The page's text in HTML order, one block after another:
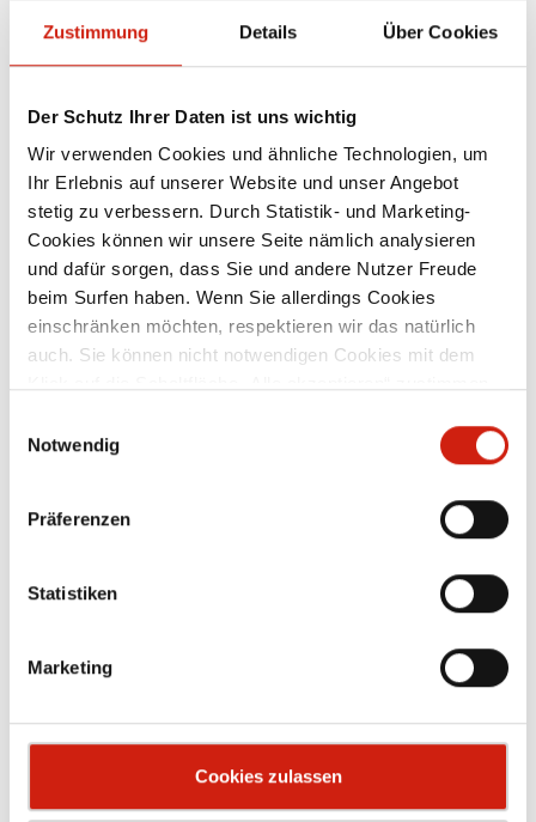
Zustimmung Details Über Cookies
Der Schutz Ihrer Daten ist uns wichtig
Wir verwenden Cookies und ähnliche Technologien, um
Ihr Erlebnis auf unserer Website und unser Angebot
stetig zu verbessern. Durch Statistik- und Marketing-
Cookies können wir unsere Seite nämlich analysieren
und dafür sorgen, dass Sie und andere Nutzer Freude
beim Surfen haben. Wenn Sie allerdings Cookies
einschränken möchten, respektieren wir das natürlich
auch. Sie können nicht notwendigen Cookies mit dem
alle Cookies auswählen.
Notwendig
Präferenzen
Statistiken
Marketing
Cookies zulassen
auf Anfrage
Ab200,00 €
Zubehör
Befestigungsschelle